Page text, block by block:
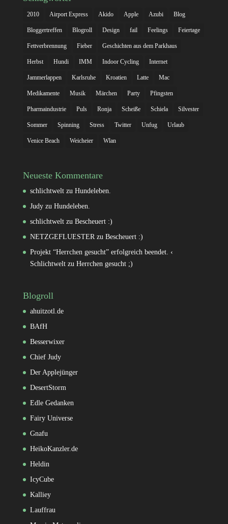
2010 Airport Express Akido Apple Azubi Blog
Bloggertreffen Blogroll Design fail Feelings Feiertage
Fettverbrennung Fieber Geschichten aus dem Parkhaus
Herbst Hundi IMM Indoor Cycling Internet
Jammerlappen Karlsruhe Kroatien Latte Mac
Medikamente Musik Märchen Party Pfingsten
Pharmaindustrie Puls Ronja Scheiße Schiela Silvester
Sommer Spinning Stress Twitter Unfug Urlaub
Venice Beach Weicheier Wlan
Neueste Kommentare
schlichtweltzu Hundeleben.
Judyzu Hundeleben.
schlichtweltzu Bescheuert :)
NETZGEFLUESTERzu Bescheuert :)
Projekt “Herrchen gesucht” erfolgreich beendet. ‹
Schlichtweltzu Herrchen gesucht ;)
Blogroll
ahuitzotl.de
BAfH
Besserwixer
Chief Judy
Der Applejünger
DesertStorm
Edle Gedanken
Fairy Universe
Gnafu
HeikoKanzler.de
Heldin
IcyCube
Kalliey
Lauffrau